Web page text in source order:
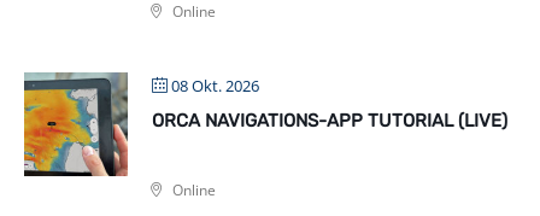
Online
08 Okt. 2026
ORCA NAVIGATIONS-APP TUTORIAL (LIVE)
Online